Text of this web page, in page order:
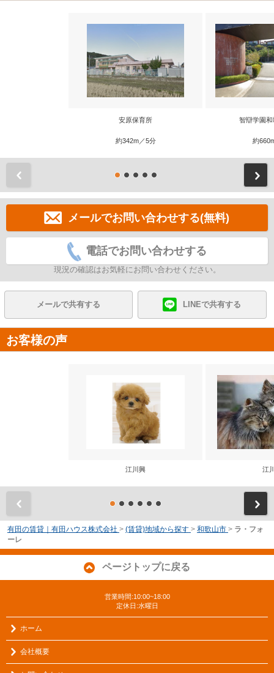
安原保育所
約342m／5分
智辯学園
約
メールでお問い合わせする(無料)
電話でお問い合わせする
現況の確認はお気軽にお問い合わせください。
メールで共有する LINEで共有する
お客様の声
江川興 江
有田の賃貸｜有田ハウス株式会社 > (賃貸)地域から探す > 和歌山市 > ラ・フォ
ーレ
ページトップに戻る
営業時間:10:00~18:00
定休日:水曜日
ホーム
会社概要